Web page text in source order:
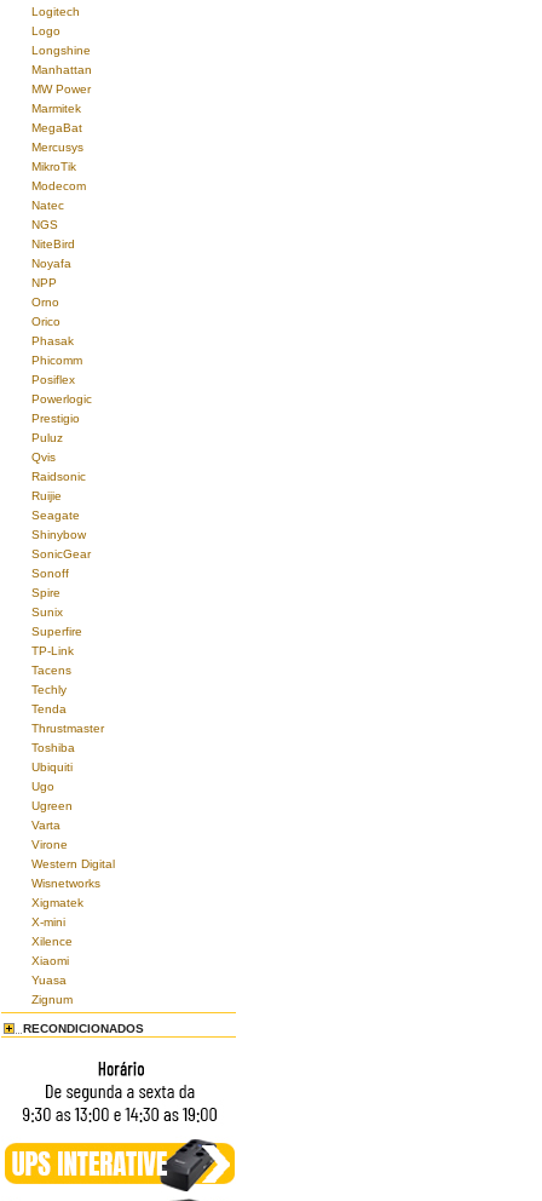
Logitech
Logo
Longshine
Manhattan
MW Power
Marmitek
MegaBat
Mercusys
MikroTik
Modecom
Natec
NGS
NiteBird
Noyafa
NPP
Orno
Orico
Phasak
Phicomm
Posiflex
Powerlogic
Prestigio
Puluz
Qvis
Raidsonic
Ruijie
Seagate
Shinybow
SonicGear
Sonoff
Spire
Sunix
Superfire
TP-Link
Tacens
Techly
Tenda
Thrustmaster
Toshiba
Ubiquiti
Ugo
Ugreen
Varta
Virone
Western Digital
Wisnetworks
Xigmatek
X-mini
Xilence
Xiaomi
Yuasa
Zignum
RECONDICIONADOS